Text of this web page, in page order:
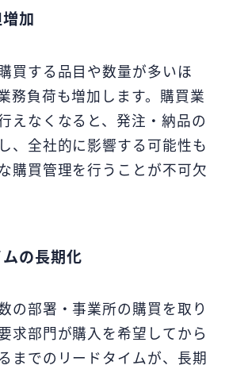
加
買する品目や数量が多いほ
務負荷も増加します。購買業
えなくなると、発注・納品の
、全社的に影響する可能性も
購買管理を行うことが不可欠
の長期化
の部署・事業所の購買を取り
求部門が購入を希望してから
までのリードタイムが、長期